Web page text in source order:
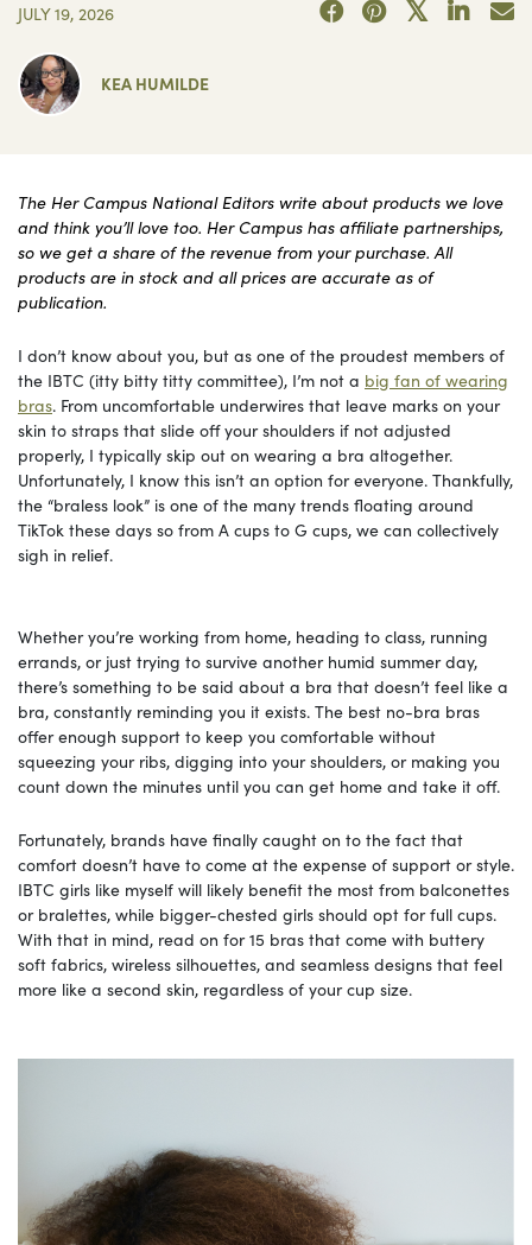
JULY 19, 2026
KEA HUMILDE
The Her Campus National Editors write about products we love
and think you’ll love too. Her Campus has affiliate partnerships,
so we get a share of the revenue from your purchase. All
products are in stock and all prices are accurate as of
publication.
I don’t know about you, but as one of the proudest members of
the IBTC (itty bitty titty committee), I’m not a big fan of wearing
bras. From uncomfortable underwires that leave marks on your
skin to straps that slide off your shoulders if not adjusted
properly, I typically skip out on wearing a bra altogether.
Unfortunately, I know this isn’t an option for everyone. Thankfully,
the “braless look” is one of the many trends floating around
TikTok these days so from A cups to G cups, we can collectively
sigh in relief.
Whether you’re working from home, heading to class, running
errands, or just trying to survive another humid summer day,
there’s something to be said about a bra that doesn’t feel like a
bra, constantly reminding you it exists. The best no-bra bras
offer enough support to keep you comfortable without
squeezing your ribs, digging into your shoulders, or making you
count down the minutes until you can get home and take it off.
Fortunately, brands have finally caught on to the fact that
comfort doesn’t have to come at the expense of support or style.
IBTC girls like myself will likely benefit the most from balconettes
or bralettes, while bigger-chested girls should opt for full cups.
With that in mind, read on for 15 bras that come with buttery
soft fabrics, wireless silhouettes, and seamless designs that feel
more like a second skin, regardless of your cup size.